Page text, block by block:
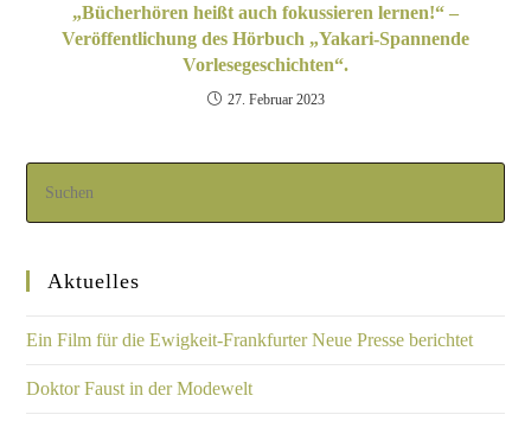
„Bücherhören heißt auch fokussieren lernen!“ –
Veröffentlichung des Hörbuch „Yakari-Spannende
Vorlesegeschichten“.
27. Februar 2023
Aktuelles
Ein Film für die Ewigkeit-Frankfurter Neue Presse berichtet
Doktor Faust in der Modewelt